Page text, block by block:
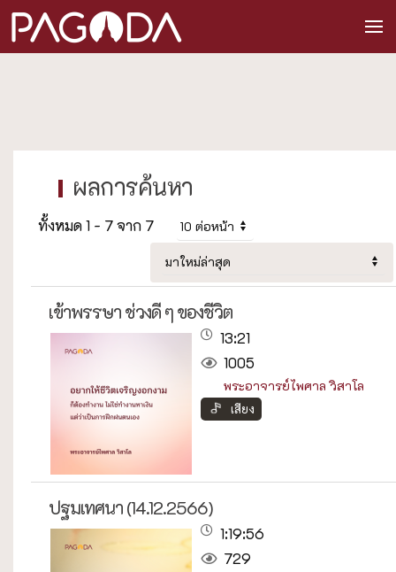
ทั้งหมด 1 - 7 จาก 7
เข้าพรรษา ช่วงดี ๆ ของชีวิต
13:21
1005
พระอาจารย์ไพศาล วิสาโล
เสียง
ปฐมเทศนา (14.12.2566)
1:19:56
729